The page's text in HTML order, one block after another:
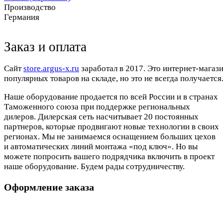
Производство
Германия
Заказ и оплата
Cайтstore.argus-x.ru заработал в 2017. Это интернет-
популярных товаров на складе, но это не всегда
Наше оборудование продается по всей России и в странах
Таможенного союза при поддержке региональных
дилеров. Дилерская сеть насчитывает 20 постоянных
партнеров, которые продвигают новые технологии в своих
регионах. Мы не занимаемся оснащением больших цехов
и автоматических линий монтажа «под ключ». Но вы
можете попросить вашего подрядчика включить в проект
наше оборудование. Будем рады сотрудничеству.
Оформление заказа